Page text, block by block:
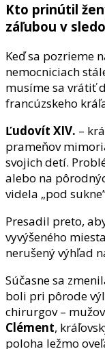
Kto prinútil
záľubou v
Keď sa pozrieme
nemocniciach
musíme sa vrátiť
francúzskeho
Ľudovít XIV. –
prameňov
svojich detí.
alebo na
videla „pod
Presadil preto,
vyvýšeného
nerušený výhľad
Súčasne sa
boli pri pôrode
chirurgov –
Clément,
poloha ležmo